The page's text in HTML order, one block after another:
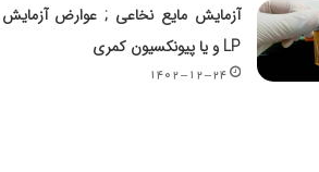
آزمایش مایع نخاعی ; عوارض آزمایش
LP و یا پیونکسیون کمری
۱۴۰۲-۱۲-۲۴